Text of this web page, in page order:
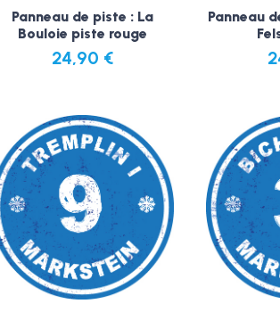
Panneau de piste : La
Bouloie piste rouge
24,90 €
Panneau